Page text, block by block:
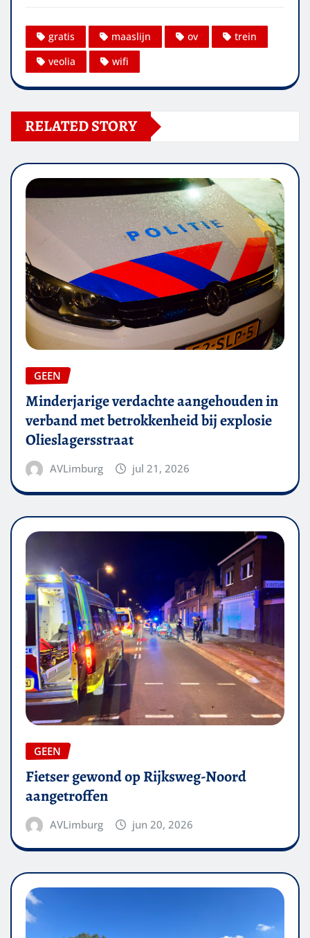
gratis maaslijn ov
trein
veolia
wifi
RELATED STORY
GEEN
Minderjarige verdachte aangehouden in
verband met betrokkenheid bij explosie
Olieslagersstraat
AVLimburg jul 21, 2026
GEEN
Fietser gewond op Rijksweg-Noord
aangetroffen
AVLimburg jun 20, 2026